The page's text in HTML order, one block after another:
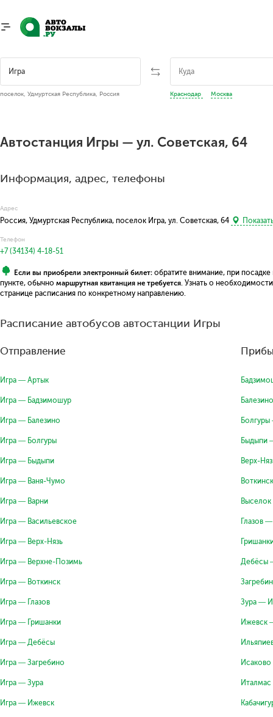
поселок, Удмуртская Республика, Россия Краснодар Москва
Автостанция Игры — ул. Советская, 64
Информация, адрес, телефоны
Адрес
Россия, Удмуртская Республика, поселок Игра, ул. Советская, 64
Телефон
+7 (34134) 4-18-51
Если вы приобрели электронный билет: обратите внимание, при
пункте, обычно маршрутная квитанция не требуется. Узнать о
странице расписания по конкретному направлению.
Расписание автобусов автостанции Игры
Отправление
Игра — Артык
Игра — Бадзимошур
Игра — Балезино
Игра — Болгуры
Игра — Быдыпи
Игра — Ваня-Чумо
Игра — Варни
Игра — Васильевское
Игра — Верх-Нязь
Игра — Верхне-Позимь
Игра — Воткинск
Игра — Глазов
Игра — Гришанки
Игра — Дебёсы
Игра — Загребино
Игра — Зура
Игра — Ижевск
Быдыпи
Верх-
Глазов
Дебёсы
Зура —
Ижевск